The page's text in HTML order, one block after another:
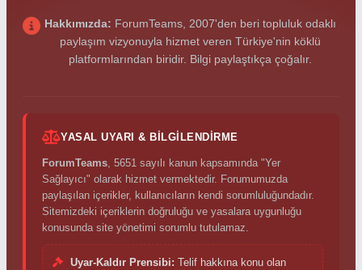
Hakkımızda: ForumTeams, 2007'den beri topluluk odaklı
paylaşım vizyonuyla hizmet veren Türkiye'nin köklü
platformlarından biridir. Bilgi paylaştıkça çoğalır.
YASAL UYARI & BILGILENDIRME
ForumTeams, 5651 sayılı kanun kapsamında "Yer
Sağlayıcı" olarak hizmet vermektedir. Forumumuzda
paylaşılan içerikler, kullanıcıların kendi sorumluluğundadır.
Sitemizdeki içeriklerin doğruluğu ve yasalara uygunluğu
konusunda site yönetimi sorumlu tutulamaz.
Uyar-Kaldır Prensibi: Telif hakkına konu olan